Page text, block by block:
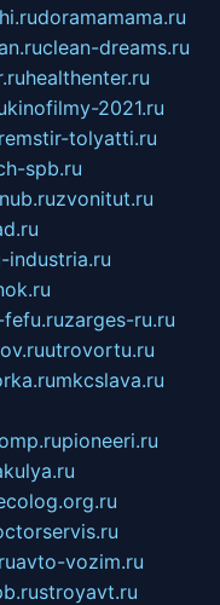
doramamama.ru
clean-dreams.ru
healthenter.ru
kinofilmy-2021.ru
remstir-tolyatti.ru
spb.ru
zvonitut.ru
industria.ru
zarges-ru.ru
utrovortu.ru
mkcslava.ru
pioneeri.ru
avto-vozim.ru
stroyavt.ru